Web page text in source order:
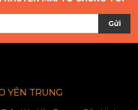
Gửi
YÊN TRUNG